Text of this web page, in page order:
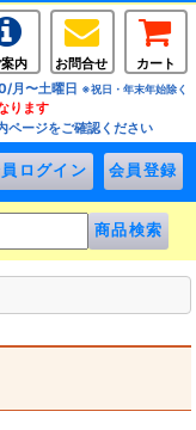
内 お問合せ
カート
月〜土曜日 ※祝日・年末年始除く
ります
ページをご確認ください